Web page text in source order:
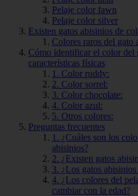
Pelaje color fawn
Pelaje color silver
Existen gatos abisinios de
Colores raros del gato
Cómo identificar el color del
características físicas
1. Color ruddy:
2. Color sorrel:
3. Color chocolate:
4. Color azul:
5. Otros colores:
Preguntas frecuentes
1. ¿Cuáles son los
abisinios?
2. ¿Existen gatos
3. ¿Los gatos
4. ¿Los colores del
cambiar con la edad?